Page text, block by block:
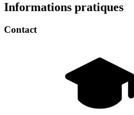
Informations pratiques
Contact